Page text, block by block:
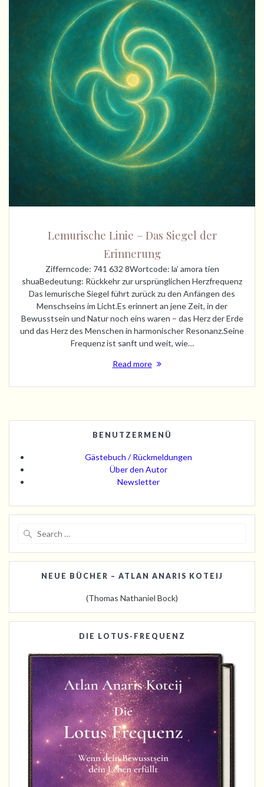
Lemurische Linie – Das Siegel der
Erinnerung
Zifferncode: 741 632 8Wortcode: la’ amora tien
shuaBedeutung: Rückkehr zur ursprünglichen Herzfrequenz
Das lemurische Siegel führt zurück zu den Anfängen des
Menschseins im Licht.Es erinnert an jene Zeit, in der
Bewusstsein und Natur noch eins waren – das Herz der Erde
und das Herz des Menschen in harmonischer Resonanz.Seine
Frequenz ist sanft und weit, wie…
Read more
BENUTZERMENÜ
Gästebuch / Rückmeldungen
Über den Autor
Newsletter
NEUE BÜCHER – ATLAN ANARIS KOTEIJ
(Thomas Nathaniel Bock)
DIE LOTUS-FREQUENZ